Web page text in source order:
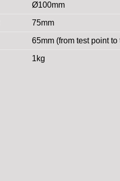
Ø100mm
75mm
65mm (from test point
1kg